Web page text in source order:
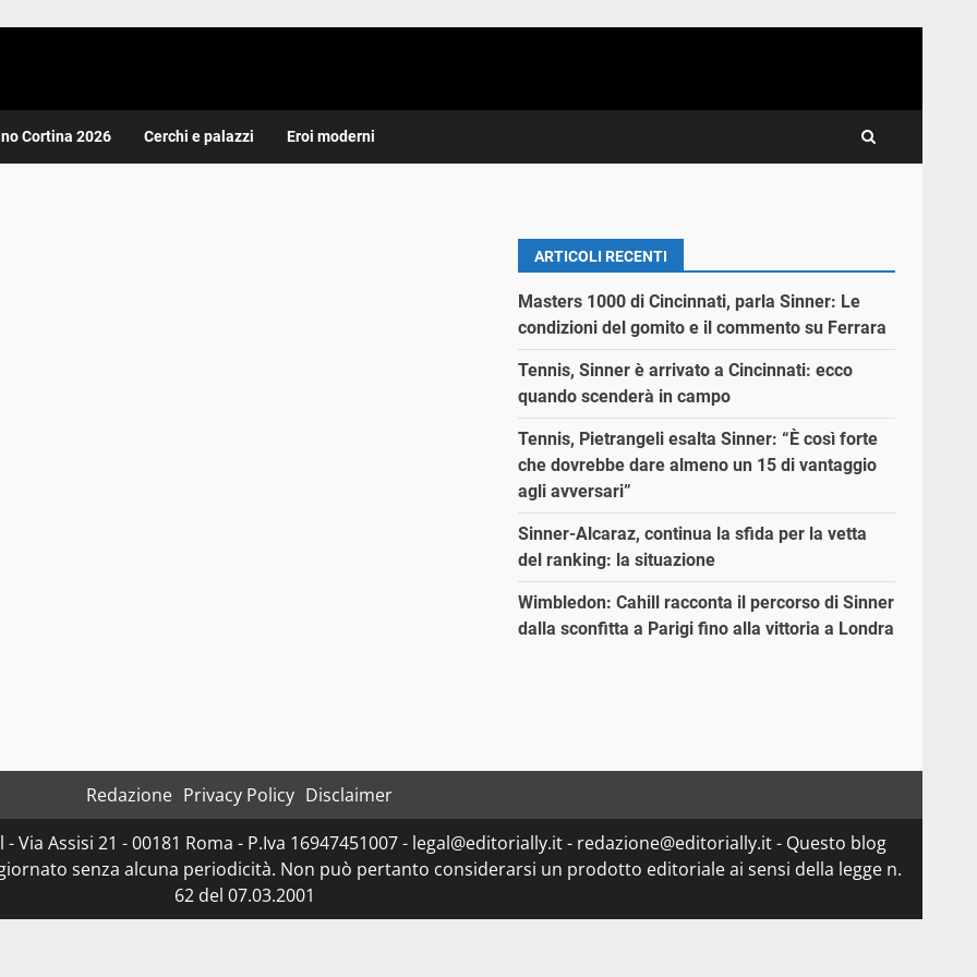
Cortina 2026 Cerchi e palazzi Eroi moderni
ARTICOLI RECENTI
Masters 1000 di Cincinnati, parla Sinner: Le
condizioni del gomito e il commento su Ferrara
Tennis, Sinner è arrivato a Cincinnati: ecco
quando scenderà in campo
Tennis, Pietrangeli esalta Sinner: “È così forte
che dovrebbe dare almeno un 15 di vantaggio
agli avversari”
Sinner-Alcaraz, continua la sfida per la vetta
del ranking: la situazione
Wimbledon: Cahill racconta il percorso di Sinner
dalla sconfitta a Parigi fino alla vittoria a Londra
Redazione Privacy Policy Disclaimer
Assisi 21 - 00181 Roma - P.Iva 16947451007 - legal@editorially.it - redazione@editorially.it - Questo blog
senza alcuna periodicità. Non può pertanto considerarsi un prodotto editoriale ai sensi della legge n.
62 del 07.03.2001